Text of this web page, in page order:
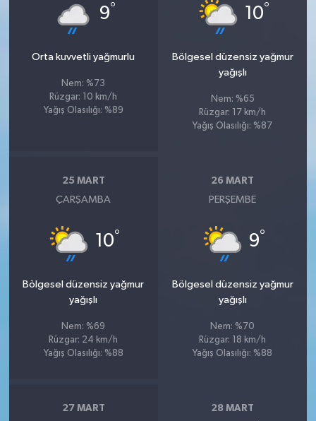
9°
Orta kuvvetli yağmurlu
Nem: %73
Rüzgar: 10 km/h
Yağış Olasılığı: %89
10°
Bölgesel düzensiz yağmur
yağışlı
Nem: %65
Rüzgar: 17 km/h
Yağış Olasılığı: %87
25 MART
ÇARŞAMBA
10°
Bölgesel düzensiz yağmur
yağışlı
Nem: %69
Rüzgar: 24 km/h
Yağış Olasılığı: %88
26 MART
PERŞEMBE
9°
Bölgesel düzensiz yağmur
yağışlı
Nem: %70
Rüzgar: 18 km/h
Yağış Olasılığı: %88
27 MART 28 MART